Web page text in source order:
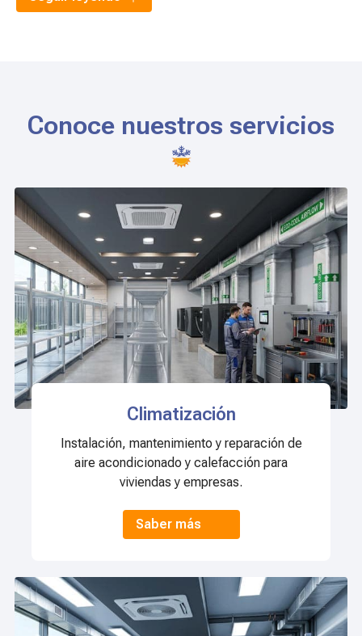
de sistemas de energías renovables
Conoce nuestros servicios
Climatización
Instalación, mantenimiento y reparación de
aire acondicionado y calefacción para
viviendas y empresas.
Saber más